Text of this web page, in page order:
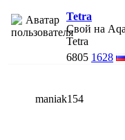
Tetra
Свой на
Tetra
6805 1628
maniak154